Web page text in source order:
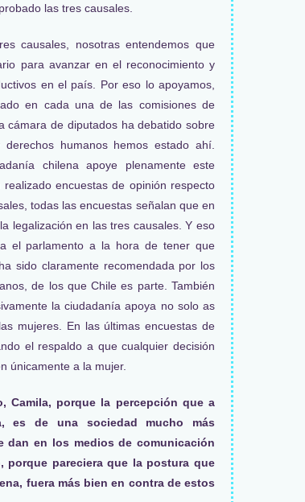
las tres causales.
causales, nosotras entendemos que
para avanzar en el reconocimiento y
en el país. Por eso lo apoyamos,
en cada una de las comisiones de
cámara de diputados ha debatido sobre
humanos hemos estado ahí.
chilena apoye plenamente este
encuestas de opinión respecto
todas las encuestas señalan que en
legalización en las tres causales. Y eso
el parlamento a la hora de tener que
sido claramente recomendada por los
de los que Chile es parte. También
la ciudadanía apoya no solo as
mujeres. En las últimas encuestas de
el respaldo a que cualquier decisión
únicamente a la mujer.
Camila, porque la percepción que a
es de una sociedad mucho más
dan en los medios de comunicación
porque pareciera que la postura que
fuera más bien en contra de estos